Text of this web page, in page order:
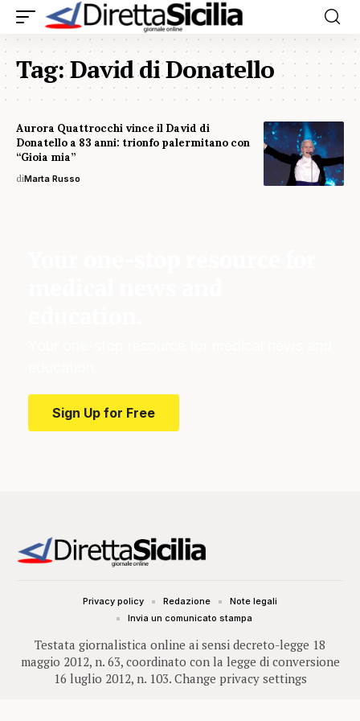
Tag:David di Donatello
Aurora Quattrocchi vince il David di
Donatello a 83 anni: trionfo palermitano con
“Gioia mia”
diMarta Russo
Sign Up for Free
Testata giornalistica online ai sensi decreto-legge 18
maggio 2012, n. 63, coordinato con la legge di conversione
16 luglio 2012, n. 103. Change privacy settings
Privacy policy Redazione
Note legali
Invia un comunicato stampa